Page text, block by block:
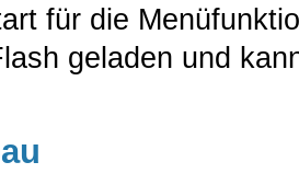
für die
geladen und